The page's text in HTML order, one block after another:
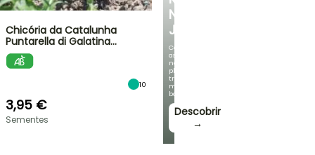
NO
JARDIM
Com
as
nossas
plantas
trepadeiras
mais
bonitas!
Descobrir
→
Chicória da Catalunha
Puntarella di Galatina…
10
3,95 €
Sementes